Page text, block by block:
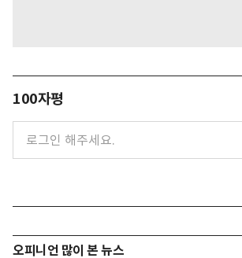
100자평
오피니언 많이 본 뉴스